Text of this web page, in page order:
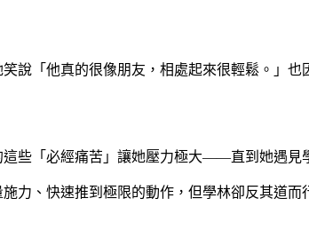
說「他真的很像朋友，相處起來很輕鬆。」
些「必經痛苦」讓她壓力極大——直到她遇見
力、快速推到極限的動作，但學林卻反其